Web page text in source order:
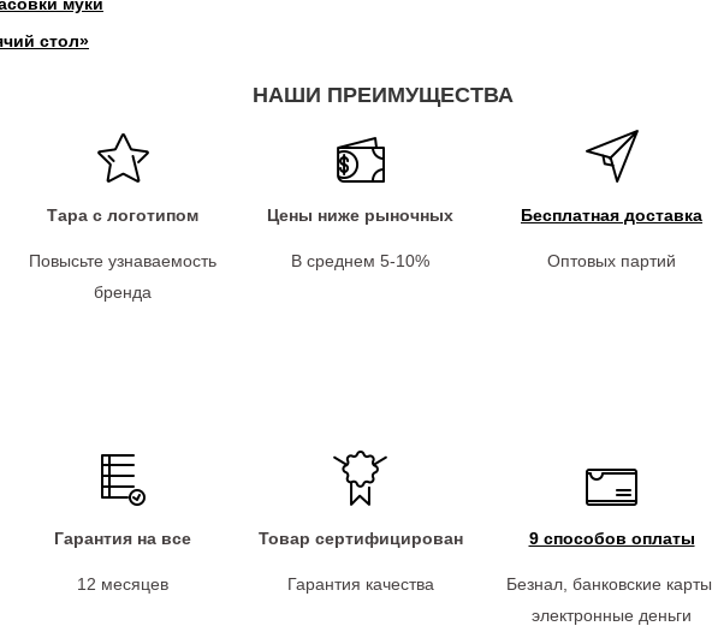
стол»
НАШИ ПРЕИМУЩЕСТВА
Тара с логотипом
Повысьте узнаваемость
бренда
Цены ниже рыночных
В среднем 5-10%
Бесплатная доставка
Оптовых партий
Гарантия на все
12 месяцев
Товар сертифицирован
Гарантия качества
9 способов оплаты
Безнал, банковские карты,
электронные деньги